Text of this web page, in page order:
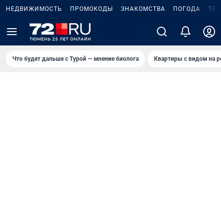
НЕДВИЖИМОСТЬ ПРОМОКОДЫ ЗНАКОМСТВА ПОГОДА
Что будет дальше с Турой — мнение биолога Квартиры с видом на